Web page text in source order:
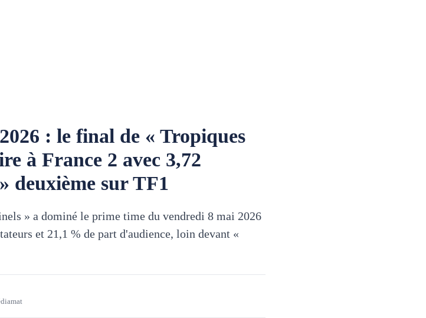
: le final de « Tropiques
à France 2 avec 3,72
deuxième sur TF1
» a dominé le prime time du vendredi 8 mai 2026
et 21,1 % de part d'audience, loin devant «